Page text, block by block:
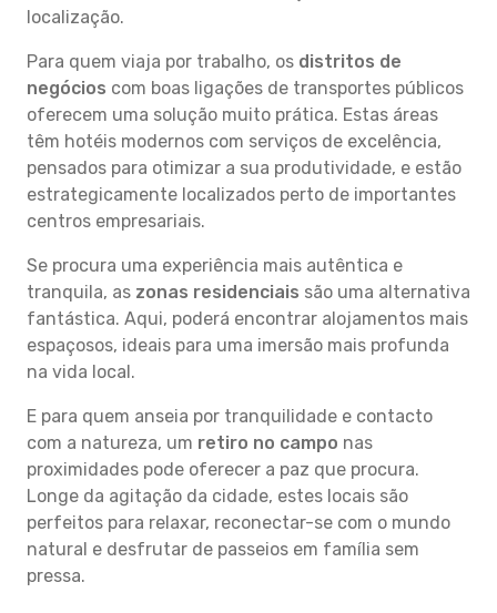
localização.
Para quem viaja por trabalho, os distritos de
negócios com boas ligações de transportes públicos
oferecem uma solução muito prática. Estas áreas
têm hotéis modernos com serviços de excelência,
pensados para otimizar a sua produtividade, e estão
estrategicamente localizados perto de importantes
centros empresariais.
Se procura uma experiência mais autêntica e
tranquila, as zonas residenciais são uma alternativa
fantástica. Aqui, poderá encontrar alojamentos mais
espaçosos, ideais para uma imersão mais profunda
na vida local.
E para quem anseia por tranquilidade e contacto
com a natureza, um retiro no campo nas
proximidades pode oferecer a paz que procura.
Longe da agitação da cidade, estes locais são
perfeitos para relaxar, reconectar-se com o mundo
natural e desfrutar de passeios em família sem
pressa.